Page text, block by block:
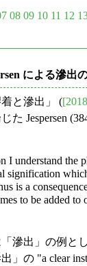
08 09 10 11 12
による滲出
と滲出」 (
た Jespersen
I understand the
signification
is a
to be added
「滲出」の例と
」の "a clear